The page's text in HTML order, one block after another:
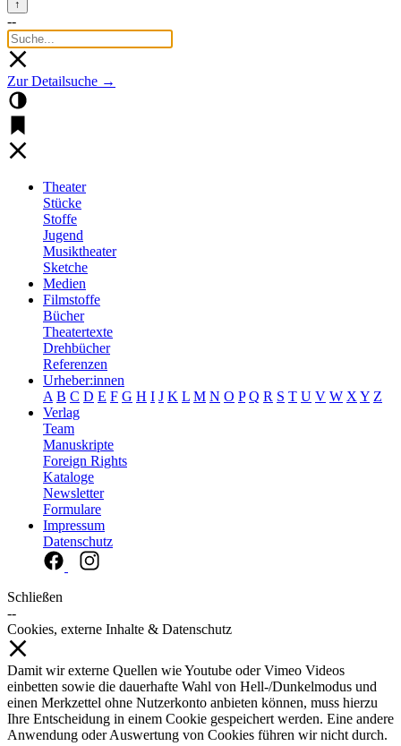
↑
--
Zur Detailsuche →
Theater
Stücke
Stoffe
Jugend
Musiktheater
Sketche
Medien
Filmstoffe
Bücher
Theatertexte
Drehbücher
Referenzen
Urheber:innen
A B C D E F G H I J K L M N O P Q R S T U V W X Y Z
Verlag
Team
Manuskripte
Foreign Rights
Kataloge
Newsletter
Formulare
Impressum
Datenschutz
Schließen
--
Cookies, externe Inhalte & Datenschutz
Damit wir externe Quellen wie Youtube oder Vimeo Videos
einbetten sowie die dauerhafte Wahl von Hell-/Dunkelmodus und
einen Merkzettel ohne Nutzerkonto anbieten können, muss hierzu
Ihre Entscheidung in einem Cookie gespeichert werden. Eine andere
Anwendung oder Auswertung von Cookies führen wir nicht durch.